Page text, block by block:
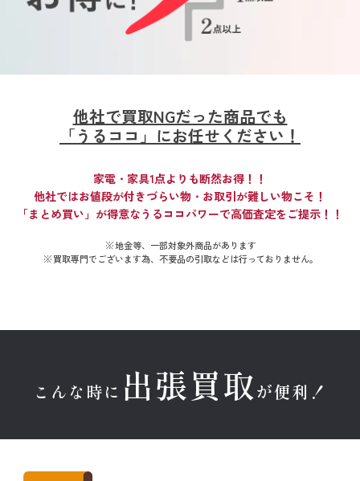
他社で買取NGだった商品でも
「うるココ」にお任せください！
家電・家具1点よりも断然お得！！
他社ではお値段が付きづらい物・お取引が難しい物こそ！
「まとめ買い」が得意なうるココパワーで高価査定をご提示！！
地金等、一部対象外商品があります
買取専門でございます為、不要品の引取などは行っておりません。
こんな時に 出張買取が便利！